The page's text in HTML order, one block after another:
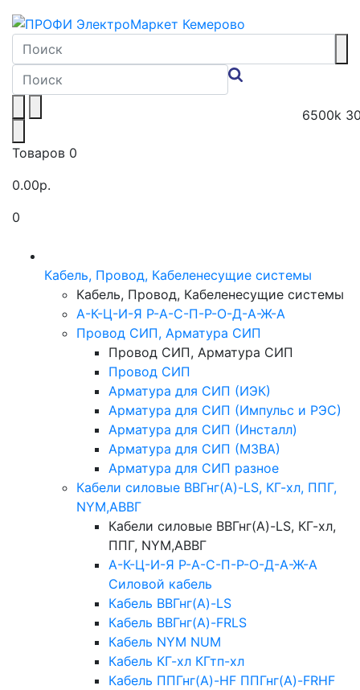
Товаров 0
0.00р.
0
Кабель, Провод, Кабеленесущие системы
Кабель, Провод, Кабеленесущие системы
А-К-Ц-И-Я Р-А-С-П-Р-О-Д-А-Ж-А
Провод СИП, Арматура СИП
Провод СИП, Арматура СИП
Провод СИП
Арматура для СИП (ИЭК)
Арматура для СИП (Импульс и РЭС)
Арматура для СИП (Инсталл)
Арматура для СИП (МЗВА)
Арматура для СИП разное
Кабели силовые ВВГнг(А)-LS, КГ-хл, ППГ,
NYM,АВВГ
Кабели силовые ВВГнг(А)-LS, КГ-хл,
ППГ, NYM,АВВГ
А-К-Ц-И-Я Р-А-С-П-Р-О-Д-А-Ж-А
Силовой кабель
Кабель ВВГнг(А)-LS
Кабель ВВГнг(А)-FRLS
Кабель NYM NUM
Кабель КГ-хл КГтп-хл
Кабель ППГнг(А)-HF ППГнг(А)-FRHF
6500k